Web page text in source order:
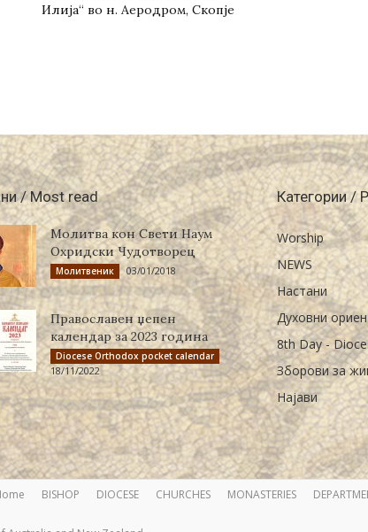
Илија“ во н. Аеродром, Скопје
/ Most read
Молитва кон Свети Наум
Охридски Чудотворец
Молитвеник 03/01/2018
Православен џепен
календар за 2023 година
Diocese Orthodox pocket calendar
18/11/2022
Категории /
Worship
NEWS
Настани
Духовни
8th Day -
Зборови за
Најави
BISHOP DIOCESE CHURCHES MONASTERIES